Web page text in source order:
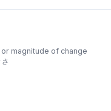
magnitude of change